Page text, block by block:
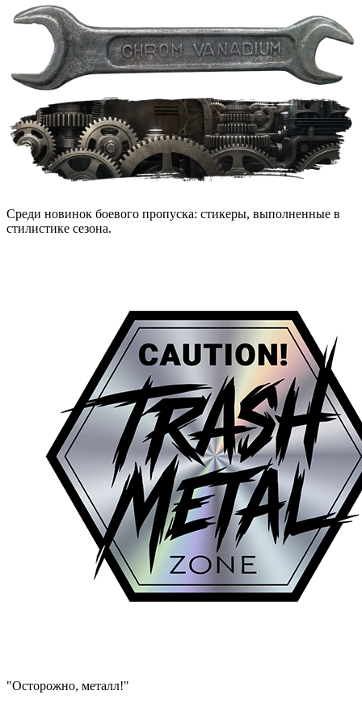
Среди новинок боевого пропуска: стикеры, выполненные в
стилистике сезона.
"Осторожно, металл!"